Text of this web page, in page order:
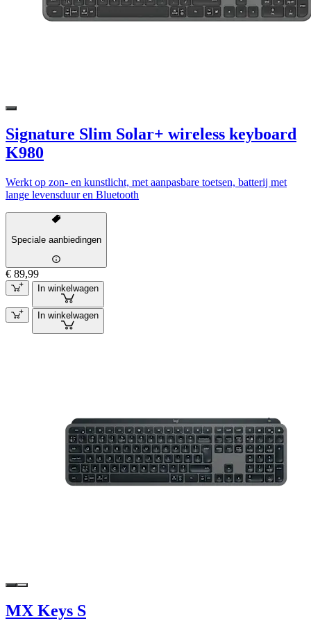
Signature Slim Solar+ wireless keyboard
K980
Werkt op zon- en kunstlicht, met aanpasbare toetsen, batterij met
lange levensduur en Bluetooth
Speciale aanbiedingen
€ 89,99
In winkelwagen
In winkelwagen
MX Keys S